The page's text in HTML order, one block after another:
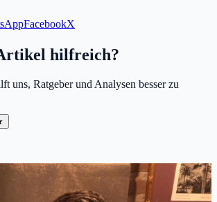
FacebookX
hilfreich?
uns, Ratgeber und Analysen besser zu